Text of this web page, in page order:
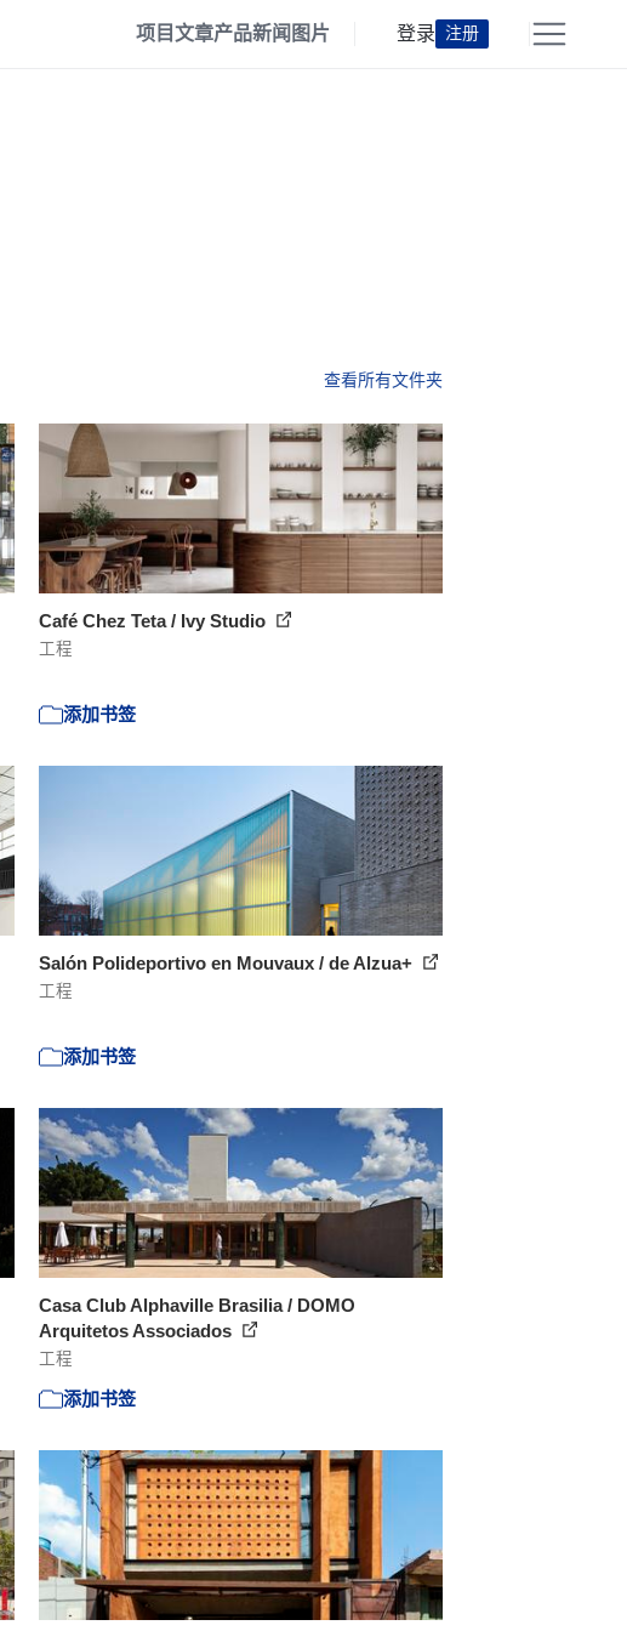
项目文章产品新闻 图片 登录 注册
查看所有文件夹
Café Chez Teta / Ivy Studio
工程
添加书签
Salón Polideportivo en Mouvaux / de Alzua+
工程
添加书签
Casa Club Alphaville Brasilia / DOMO
Arquitetos Associados
工程
添加书签